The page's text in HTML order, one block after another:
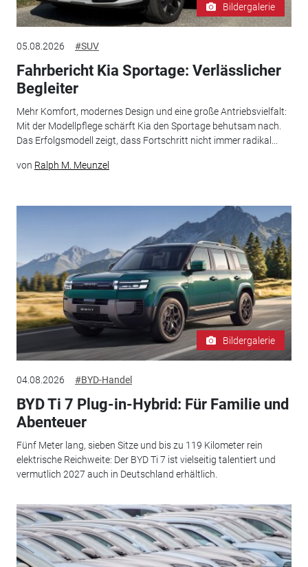
Bildergalerie
05.08.2026 #SUV
Fahrbericht Kia Sportage: Verlässlicher
Begleiter
Mehr Komfort, modernes Design und eine große Antriebsvielfalt:
Mit der Modellpflege schärft Kia den Sportage behutsam nach.
Das Erfolgsmodell zeigt, dass Fortschritt nicht immer radikal...
von Ralph M. Meunzel
Bildergalerie
04.08.2026 #BYD-Handel
BYD Ti 7 Plug-in-Hybrid: Für Familie und
Abenteuer
Fünf Meter lang, sieben Sitze und bis zu 119 Kilometer rein
elektrische Reichweite: Der BYD Ti 7 ist vielseitig talentiert und
vermutlich 2027 auch in Deutschland erhältlich.